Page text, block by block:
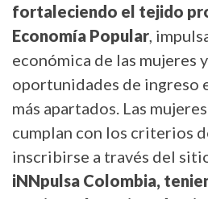
fortaleciendo el tejido
Economía Popular ,
económica de las mujeres
oportunidades de ingreso
más apartados. Las
cumplan con los criterios
inscribirse a través del
iNNpulsa Colombia,